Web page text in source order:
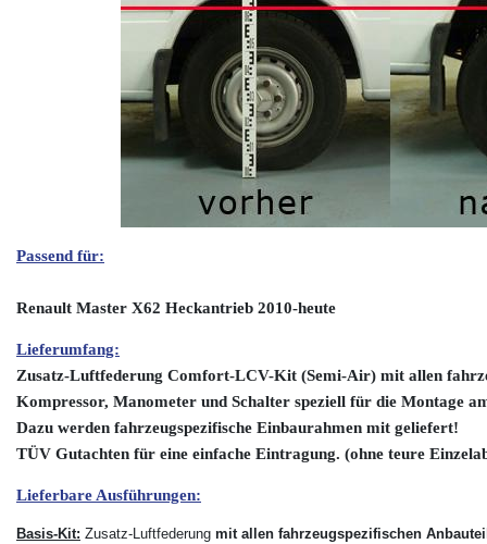
Passend für:
Renault Master X62 Heckantrieb 2010-heute
Lieferumfang:
Zusatz-Luftfederung Comfort-LCV-Kit (Semi-Air) mit allen
Kompressor, Manometer und Schalter speziell für die Montage
Dazu werden fahrzeugspezifische Einbaurahmen mit geliefert!
TÜV Gutachten für eine einfache Eintragung. (ohne teure
Lieferbare Ausführungen:
Basis-Kit: Zusatz-Luftfederung mit allen fahrzeugspezifischen